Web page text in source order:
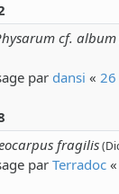
cf. album
par dansi « 26
fragilis
par Terradoc «